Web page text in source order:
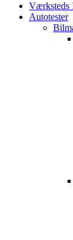
Værksteds
Autotester